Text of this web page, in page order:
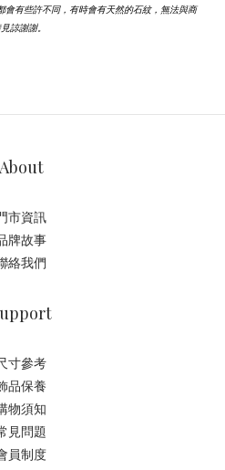
有些許不同，有時會有天然的石紋，無法與商
諒謝謝。
About
市資訊
牌故事
絡我們
寸參考
品保養
物須知
見問題
員制度